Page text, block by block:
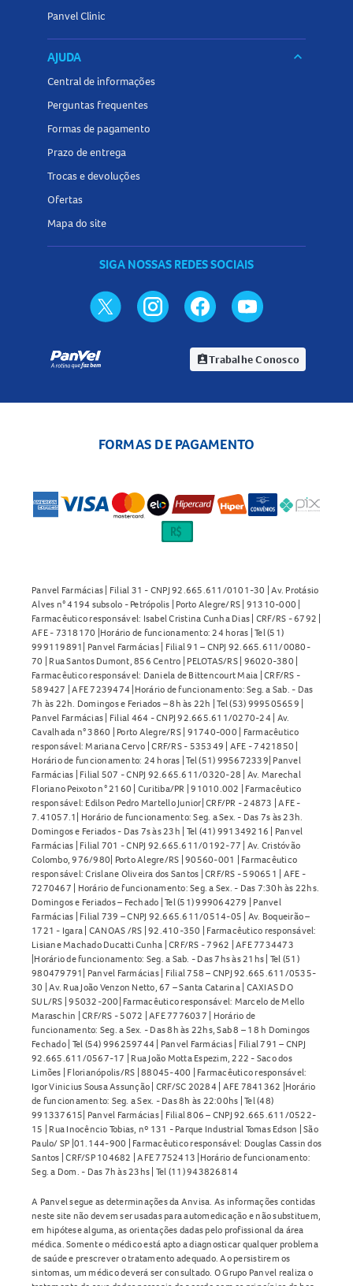
Panvel Clinic
AJUDA keyboard_arrow_down
Central de informações
Perguntas frequentes
Formas de pagamento
Prazo de entrega
Trocas e devoluções
Ofertas
Mapa do site
SIGA NOSSAS REDES SOCIAIS
assignment_indTrabalhe Conosco
FORMAS DE PAGAMENTO
Panvel Farmácias | Filial 31 - CNPJ 92.665.611/0101-30 | Av. Protásio
Alves n° 4194 subsolo - Petrópolis | Porto Alegre/RS | 91310-000 |
Farmacêutico responsável: Isabel Cristina Cunha Dias | CRF/RS - 6792 |
AFE - 7318170 |Horário de funcionamento: 24 horas | Tel (51)
999119891| Panvel Farmácias | Filial 91 – CNPJ 92.665.611/0080-
70 | Rua Santos Dumont, 856 Centro | PELOTAS/RS | 96020-380 |
Farmacêutico responsável: Daniela de Bittencourt Maia | CRF/RS -
589427 | AFE 7239474 |Horário de funcionamento: Seg. a Sab. - Das
7h às 22h. Domingos e Feriados – 8h às 22h | Tel (53) 999505659 |
Panvel Farmácias | Filial 464 - CNPJ 92.665.611/0270-24 | Av.
Cavalhada n° 3860 | Porto Alegre/RS | 91740-000 | Farmacêutico
responsável: Mariana Cervo | CRF/RS - 535349 | AFE - 7421850 |
Horário de funcionamento: 24 horas | Tel (51) 995672339| Panvel
Farmácias | Filial 507 - CNPJ 92.665.611/0320-28 | Av. Marechal
Floriano Peixoto n° 2160 | Curitiba/PR | 91010.002 | Farmacêutico
responsável: Edilson Pedro Martello Junior| CRF/PR - 24873 | AFE -
7.41057.1| Horário de funcionamento: Seg. a Sex. - Das 7s às 23h.
Domingos e Feriados - Das 7s às 23h | Tel (41) 991349216 | Panvel
Farmácias | Filial 701 - CNPJ 92.665.611/0192-77 | Av. Cristóvão
Colombo, 976/980| Porto Alegre/RS | 90560-001 | Farmacêutico
responsável: Crislane Oliveira dos Santos | CRF/RS - 590651 | AFE -
7270467 | Horário de funcionamento: Seg. a Sex. - Das 7:30h às 22hs.
Domingos e Feriados – Fechado | Tel (51) 999064279 | Panvel
Farmácias | Filial 739 – CNPJ 92.665.611/0514-05 | Av. Boqueirão –
1721 - Igara | CANOAS /RS | 92.410-350 | Farmacêutico responsável:
Lisiane Machado Ducatti Cunha | CRF/RS - 7962 | AFE 7734473
|Horário de funcionamento: Seg. a Sab. - Das 7hs às 21hs | Tel (51)
980479791| Panvel Farmácias | Filial 758 – CNPJ 92.665.611/0535-
30 | Av. Rua João Venzon Netto, 67 – Santa Catarina | CAXIAS DO
SUL/RS | 95032-200| Farmacêutico responsável: Marcelo de Mello
Maraschin | CRF/RS - 5072 | AFE 7776037 | Horário de
funcionamento: Seg. a Sex. - Das 8h às 22hs, Sab 8 – 18 h Domingos
Fechado | Tel (54) 996259744 | Panvel Farmácias | Filial 791 – CNPJ
92.665.611/0567-17 | Rua João Motta Espezim, 222 - Saco dos
Limões | Florianópolis/RS | 88045-400 | Farmacêutico responsável:
Igor Vinicius Sousa Assunção | CRF/SC 20284 | AFE 7841362 |Horário
de funcionamento: Seg. a Sex. - Das 8h às 22:00hs | Tel (48)
991337615| Panvel Farmácias | Filial 806 – CNPJ 92.665.611/0522-
15 | Rua Inocêncio Tobias, nº 131 - Parque Industrial Tomas Edson | São
Paulo/ SP |01.144-900 | Farmacêutico responsável: Douglas Cassin dos
Santos | CRF/SP 104682 | AFE 7752413 |Horário de funcionamento:
Seg. a Dom. - Das 7h às 23hs | Tel (11) 943826814
A Panvel segue as determinações da Anvisa. As informações contidas
neste site não devem ser usadas para automedicação e não substituem,
em hipótese alguma, as orientações dadas pelo profissional da área
médica. Somente o médico está apto a diagnosticar qualquer problema
de saúde e prescrever o tratamento adequado. Ao persistirem os
sintomas, um médico deverá ser consultado. O Grupo Panvel realiza o